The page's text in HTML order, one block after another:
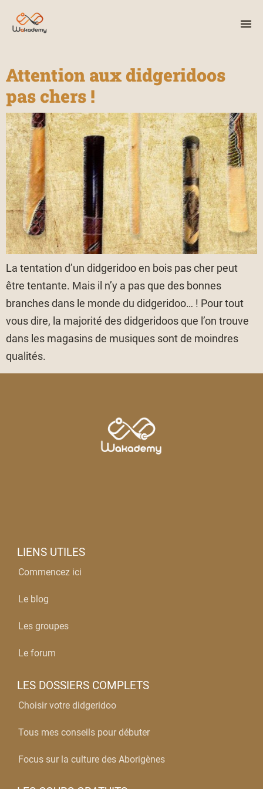
Attention aux didgeridoos
pas chers !
La tentation d’un didgeridoo en bois pas cher peut
être tentante. Mais il n’y a pas que des bonnes
branches dans le monde du didgeridoo… ! Pour tout
vous dire, la majorité des didgeridoos que l’on trouve
dans les magasins de musiques sont de moindres
qualités.
LIENS UTILES
Commencez ici
Le blog
Les groupes
Le forum
LES DOSSIERS COMPLETS
Choisir votre didgeridoo
Tous mes conseils pour débuter
Focus sur la culture des Aborigènes